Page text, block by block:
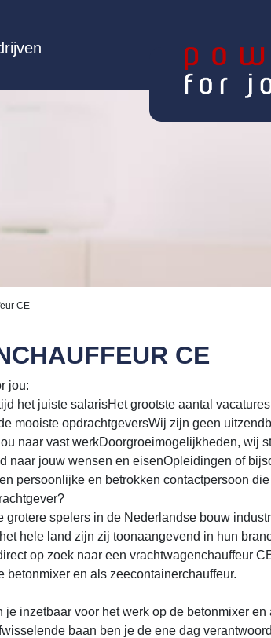
CE
CE
jou:
het juiste salarisHet grootste aantal
mooiste opdrachtgeversWij zijn geen
naar vast werkDoorgroeimogelijkheden, wij
naar jouw wensen en eisenOpleidingen of
persoonlijke en betrokken contactpersoon
grotere spelers in de Nederlandse bouw
hele land zijn zij toonaangevend in hun
op zoek naar een vrachtwagenchauffeur
betonmixer en als zeecontainerchauffeur.
inzetbaar voor het werk op de betonmixer en
baan ben je de ene dag